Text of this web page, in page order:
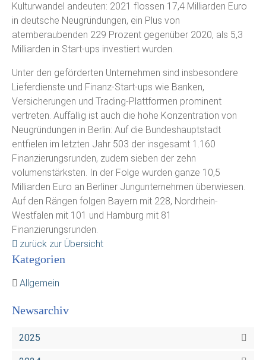
Kulturwandel andeuten: 2021 flossen 17,4 Milliarden Euro
in deutsche Neugründungen, ein Plus von
atemberaubenden 229 Prozent gegenüber 2020, als 5,3
Milliarden in Start-ups investiert wurden.
Unter den geförderten Unternehmen sind insbesondere
Lieferdienste und Finanz-Start-ups wie Banken,
Versicherungen und Trading-Plattformen prominent
vertreten. Auffällig ist auch die hohe Konzentration von
Neugründungen in Berlin: Auf die Bundeshauptstadt
entfielen im letzten Jahr 503 der insgesamt 1.160
Finanzierungsrunden, zudem sieben der zehn
volumenstärksten. In der Folge wurden ganze 10,5
Milliarden Euro an Berliner Jungunternehmen überwiesen.
Auf den Rängen folgen Bayern mit 228, Nordrhein-
Westfalen mit 101 und Hamburg mit 81
Finanzierungsrunden.
zurück zur Übersicht
Kategorien
Allgemein
Newsarchiv
2025